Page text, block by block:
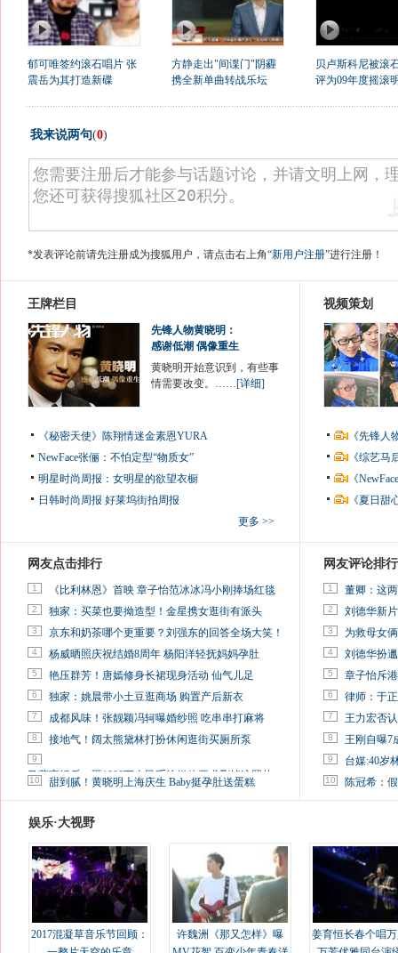
郁可唯签约滚石唱片 张
震岳为其打造新碟
方静走出"间谍门"阴霾
携全新单曲转战乐坛
贝卢斯科尼被滚
评为09年度摇滚
我来说两句(0)
*发表评论前请先注册成为搜狐用户，请点击右上角“新用户注册”进行注册！
王牌栏目
先锋人物黄晓明：
感谢低潮 偶像重生
黄晓明开始意识到，有些事
情需要改变。……[详细]
《秘密天使》陈翔情迷金素恩YURA
NewFace张俪：不怕定型“物质女”
明星时尚周报：女明星的欲望衣橱
日韩时尚周报 好莱坞街拍周报
更多 >>
视频策划
《先锋
《综艺
《
《夏日
网友点击排行
1 《比利林恩》首映 章子怡范冰冰冯小刚捧场红毯
2 独家：买菜也要拗造型！金星携女逛街有派头
3 京东和奶茶哪个更重要？刘强东的回答全场大笑！
4 杨威晒照庆祝结婚8周年 杨阳洋轻抚妈妈孕肚
5 艳压群芳！唐嫣修身长裙现身活动 仙气儿足
6 独家：姚晨带小土豆逛商场 购置产后新衣
7 成都风味！张靓颖冯轲曝婚纱照 吃串串打麻将
8 接地气！阔太熊黛林打扮休闲逛街买厕所泵
9
马蓉离婚后，砸1000万人民币给媒体要求删掉这照片
10 甜到腻！黄晓明上海庆生 Baby挺孕肚送蛋糕
网友评论排行
1 董卿：这
2 刘德华新
3 为救母女
4 刘德华扮
5 章子怡斥
6 律师：于
7 王力宏否
8 王刚自曝7
9 台媒:40岁
10 陈冠希：
娱乐·大视野
2017混凝草音乐节回顾：
许魏洲《那又怎样》曝
姜育恒长春个唱